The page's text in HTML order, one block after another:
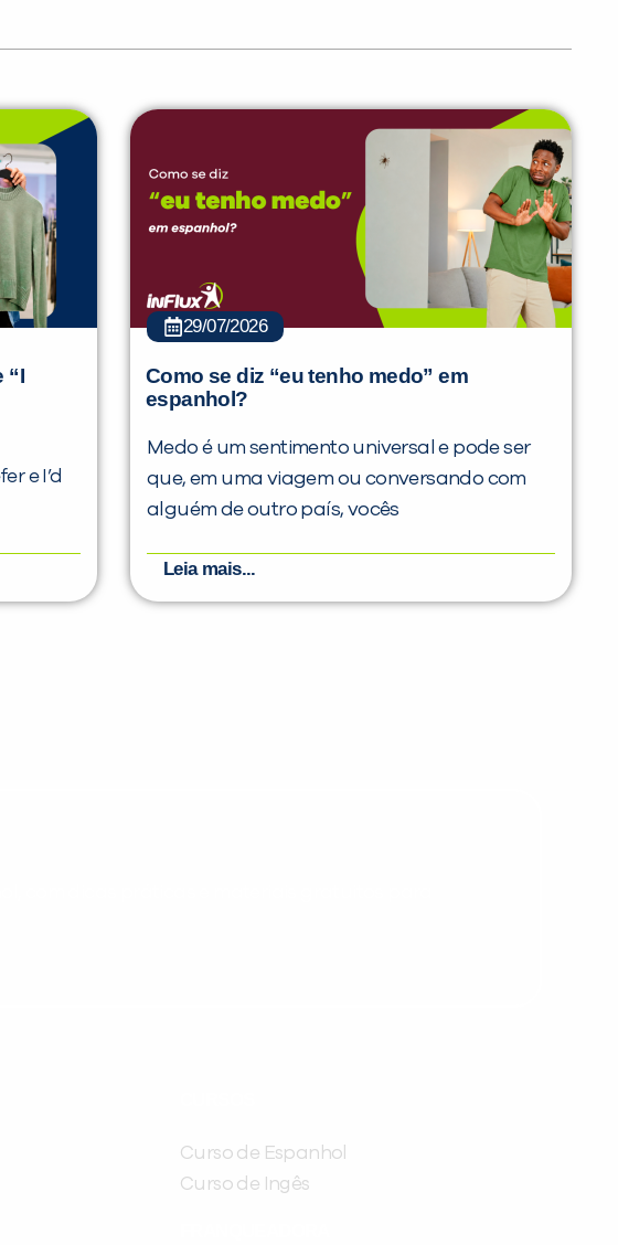
“I
e I’d
29/07/2026
Como se diz “eu tenho medo” em
espanhol?
Medo é um sentimento universal e pode ser
que, em uma viagem ou conversando com
alguém de outro país, vocês
Leia mais...
Curso de Espanhol
Curso de Ingês
PEÇA UMA DEMONSTRAÇÃO DE MÉTODO